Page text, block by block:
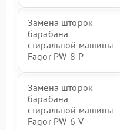
Замена шторок
барабана
стиральной машины
Fagor PW-8 P
Замена шторок
барабана
стиральной машины
Fagor PW-6 V